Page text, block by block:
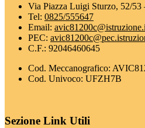
Via Piazza Luigi Sturzo, 52/
Tel: 0825/555647
Email:
PEC:
C.F.: 92046460645
Cod. Meccanografico:
Cod. Univoco: UFZH7B
Sezione Link Utili